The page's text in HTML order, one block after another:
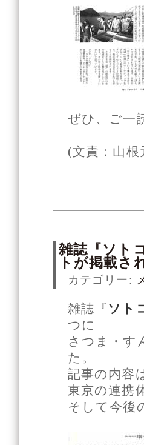
ぜひ、ご一
(文責：山根
雑誌『ソト
トが掲載さ
カテゴリー:
雑誌『 ソト
つに
さつま・す
た。
記事の内容
東京の連携
そして今後